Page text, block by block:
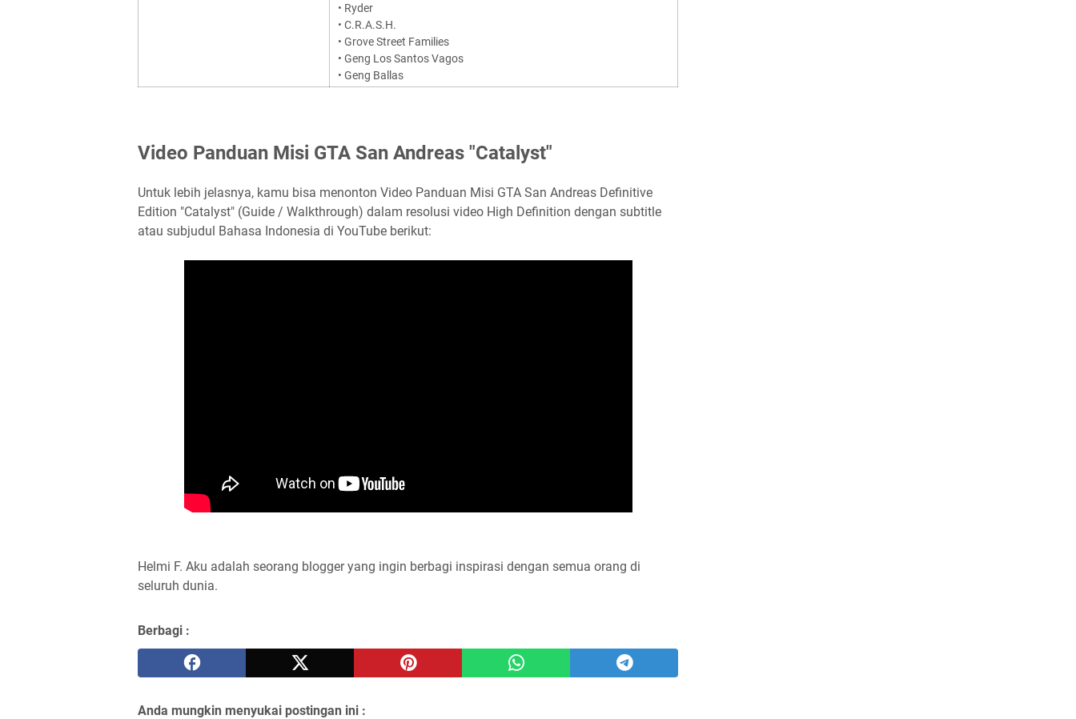
• Ryder
• C.R.A.S.H.
• Grove Street Families
• Geng Los Santos Vagos
• Geng Ballas
Video Panduan Misi GTA San Andreas "Catalyst"
Untuk lebih jelasnya, kamu bisa menonton Video Panduan Misi GTA San Andreas Definitive
Edition "Catalyst" (Guide / Walkthrough) dalam resolusi video High Definition dengan subtitle
atau subjudul Bahasa Indonesia di YouTube berikut:
Helmi F. Aku adalah seorang blogger yang ingin berbagi inspirasi dengan semua orang di
seluruh dunia.
Berbagi :
Anda mungkin menyukai postingan ini :